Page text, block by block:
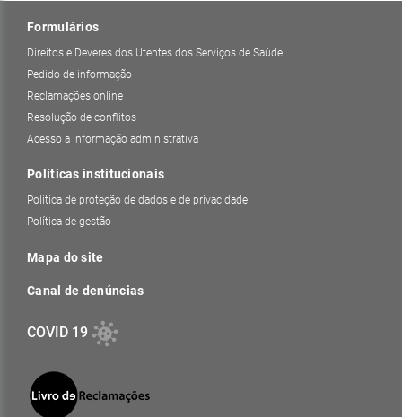
Formulários
Direitos e Deveres dos Utentes dos Serviços de Saúde
Pedido de informação
Reclamações online
Resolução de conflitos
Acesso a informação administrativa
Políticas institucionais
Política de proteção de dados e de privacidade
Política de gestão
Mapa do site
Canal de denúncias
COVID 19